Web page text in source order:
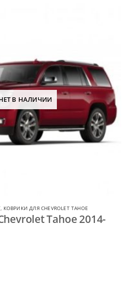
В НАЛИЧИИ
КОВРИКИ ДЛЯ CHEVROLET TAHOE
Tahoe 2014-